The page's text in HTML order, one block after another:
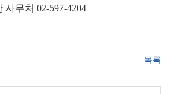
무처 02-597-4204
목록